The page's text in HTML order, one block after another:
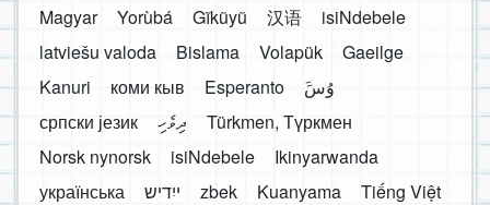
Magyar
Yorùbá Gĩkũyũ 汉语
isiNdebele
latviešu valoda
Bislama Volapük
Gaeilge
Kanuri
коми кыв Esperanto
َوُسَ
српски језик
ދިވެހި
Türkmen, Түркмен
Norsk nynorsk
isiNdebele
Ikinyarwanda
українська
ייִדיש zbek Kuanyama
Tiếng Việt